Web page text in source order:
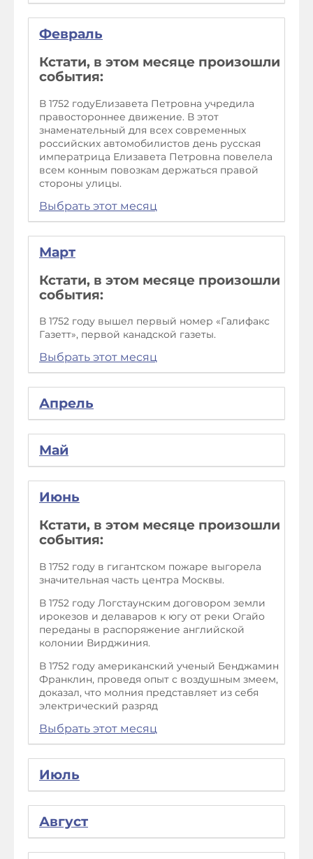
Февраль
Кстати, в этом месяце произошли
события:
В 1752 годуЕлизавета Петровна учредила
правостороннее движение. В этот
знаменательный для всех современных
российских автомобилистов день русская
императрица Елизавета Петровна повелела
всем конным повозкам держаться правой
стороны улицы.
Выбрать этот месяц
Март
Кстати, в этом месяце произошли
события:
В 1752 году вышел первый номер «Галифакс
Газетт», первой канадской газеты.
Выбрать этот месяц
Апрель
Май
Июнь
Кстати, в этом месяце произошли
события:
В 1752 году в гигантском пожаре выгорела
значительная часть центра Москвы.
В 1752 году Логстаунским договором земли
ирокезов и делаваров к югу от реки Огайо
переданы в распоряжение английской
колонии Вирджиния.
В 1752 году американский ученый Бенджамин
Франклин, проведя опыт с воздушным змеем,
доказал, что молния представляет из себя
электрический разряд
Выбрать этот месяц
Июль
Август